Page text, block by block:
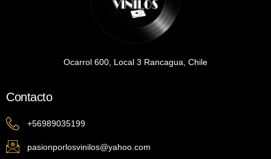
Ocarrol 600, Local 3 Rancagua, Chile
Contacto
+56989035199
pasionporlosvinilos@yahoo.com